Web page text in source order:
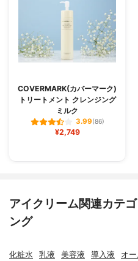
COVERMARK(カバーマーク)
トリートメント クレンジング
ミルク
3.99(86)
¥2,749
アイクリーム関連カテ
ング
化粧水 乳液 美容液 導入液 オ